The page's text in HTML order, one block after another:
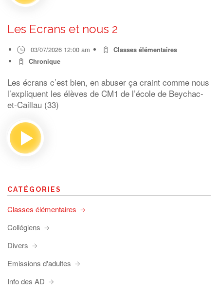
Les Ecrans et nous 2
03/07/2026 12:00 am
Classes élémentaires
Chronique
Les écrans c’est bien, en abuser ça craint comme nous
l’expliquent les élèves de CM1 de l’école de Beychac-
et-Caillau (33)
CATÉGORIES
Classes élémentaires
Collégiens
Divers
Emissions d'adultes
Info des AD